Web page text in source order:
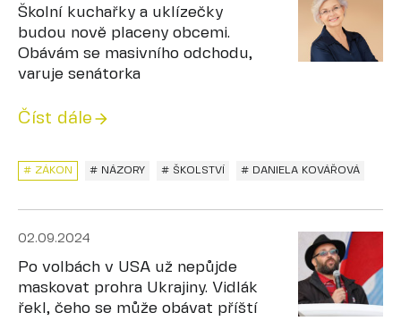
Školní kuchařky a uklízečky
budou nově placeny obcemi.
Obávám se masivního odchodu,
varuje senátorka
Číst dále
# ZÁKON # NÁZORY # ŠKOLSTVÍ # DANIELA KOVÁŘOVÁ
02.09.2024
Po volbách v USA už nepůjde
maskovat prohra Ukrajiny. Vidlák
řekl, čeho se může obávat příští